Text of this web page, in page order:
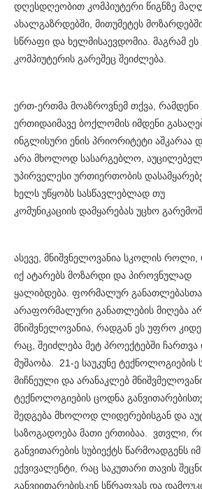
დღესდღეობით კომპიუტერი წიგნზე
ახალგაზრდებში, მითუმეტეს
სწრაფი და ხელმისაევდომია. მაგრამ
კომპიუტერის გარეშეც შეიძლება.
ერთ-ერთმა მოაზროვნემ თქვა, რამდენი
ერთიდაიმავე ბოქლომის იმდენი
ინგლისური ენის პრიორიტეტი აშკარაა
არა მხოლოდ სასარგებლო,
უპირველესი ურთიერთობის
ხელს უწყობს სასწავლებლად თუ
კომუნიკაციის დამყარებას უცხო
ასევე, მნიშვნელოვანია სკოლის
იქ ატარებს მოზარდი და პიროვნულად
ყალიბდება. ფორმალურ
არაფორმალური განათლების მიღება
მნიშვნელოვანია, რადგან ეს უფრო კიდე
რაც, შეიძლება მეტ პროექტებში ჩართვა
მუშაობა. 21-ე საუკუნე ტექნოლოგიების
მიჩნეული და არანაკლებ
ტექნოლოგიების ცოდნა
შედგება მხოლოდ ლიდერებისგან და
საზოგადოება მათი ერთიბაა. ვთვლი,
განვითარების სუბიექტს წარმოადგენს
ექვივალენტი, რაც საკუთარი თავის
განვიითარებისკენ სწრაფვას და